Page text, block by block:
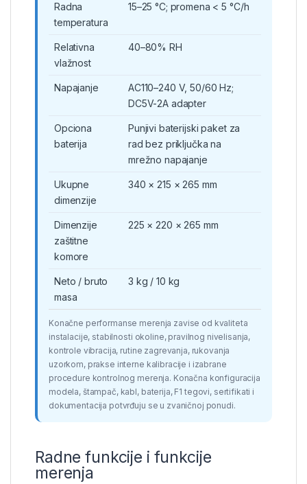
Radna
temperatura
15–25 °C; promena < 5 °C/h
Relativna
vlažnost
40–80% RH
Napajanje
AC110–240 V, 50/60 Hz;
DC5V-2A adapter
Opciona
baterija
Punjivi baterijski paket za
rad bez priključka na
mrežno napajanje
Ukupne
dimenzije
340 × 215 × 265 mm
Dimenzije
zaštitne
komore
225 × 220 × 265 mm
Neto / bruto
masa
3 kg / 10 kg
Konačne performanse merenja zavise od kvaliteta
instalacije, stabilnosti okoline, pravilnog nivelisanja,
kontrole vibracija, rutine zagrevanja, rukovanja
uzorkom, prakse interne kalibracije i izabrane
procedure kontrolnog merenja. Konačna konfiguracija
modela, štampač, kabl, baterija, F1 tegovi, sertifikati i
dokumentacija potvrđuju se u zvaničnoj ponudi.
Radne funkcije i funkcije
merenja